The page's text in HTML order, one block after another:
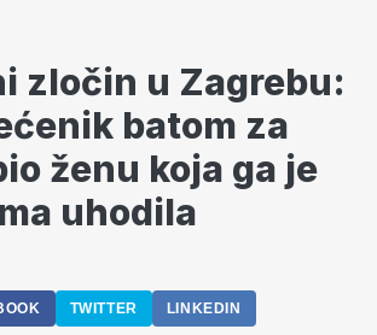
zločin u Zagrebu:
batom za
ženu koja ga je
uhodila
TWITTER LINKEDIN